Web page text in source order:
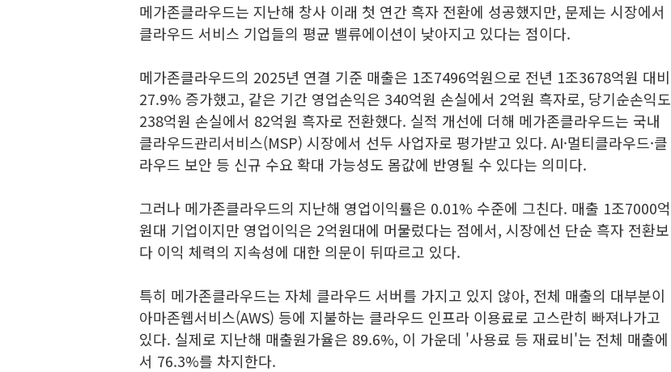
메가존클라우드는 지난해 창사 이래 첫 연간 흑자 전환에 성공했지만, 문제는 시장에서
클라우드 서비스 기업들의 평균 밸류에이션이 낮아지고 있다는 점이다.
메가존클라우드의 2025년 연결 기준 매출은 1조7496억원으로 전년 1조3678억원 대비
27.9% 증가했고, 같은 기간 영업손익은 340억원 손실에서 2억원 흑자로, 당기순손익도
238억원 손실에서 82억원 흑자로 전환했다. 실적 개선에 더해 메가존클라우드는 국내
클라우드관리서비스(MSP) 시장에서 선두 사업자로 평가받고 있다. AI·멀티클라우드·클
라우드 보안 등 신규 수요 확대 가능성도 몸값에 반영될 수 있다는 의미다.
그러나 메가존클라우드의 지난해 영업이익률은 0.01% 수준에 그친다. 매출 1조7000억
원대 기업이지만 영업이익은 2억원대에 머물렀다는 점에서, 시장에선 단순 흑자 전환보
다 이익 체력의 지속성에 대한 의문이 뒤따르고 있다.
특히 메가존클라우드는 자체 클라우드 서버를 가지고 있지 않아, 전체 매출의 대부분이
아마존웹서비스(AWS) 등에 지불하는 클라우드 인프라 이용료로 고스란히 빠져나가고
있다. 실제로 지난해 매출원가율은 89.6%, 이 가운데 '사용료 등 재료비'는 전체 매출에
서 76.3%를 차지한다.